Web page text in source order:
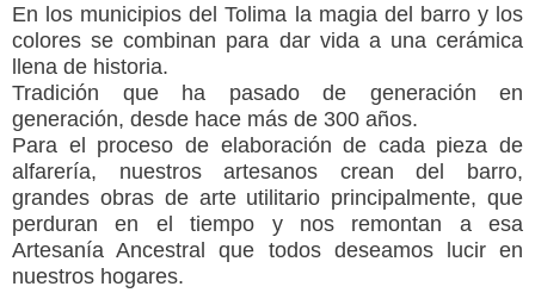
En los municipios del Tolima la magia del barro y los
colores se combinan para dar vida a una cerámica
llena de historia.
Tradición que ha pasado de generación en
generación, desde hace más de 300 años.
Para el proceso de elaboración de cada pieza de
alfarería, nuestros artesanos crean del barro,
grandes obras de arte utilitario principalmente, que
perduran en el tiempo y nos remontan a esa
Artesanía Ancestral que todos deseamos lucir en
nuestros hogares.